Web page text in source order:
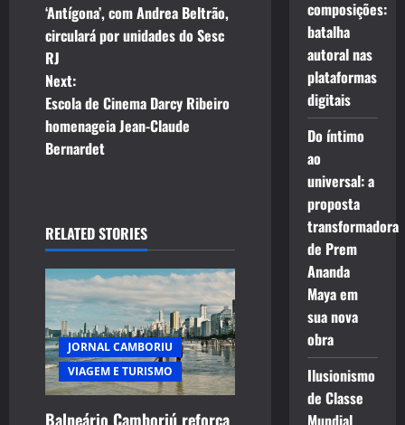
o
s
t
n
v
i
g
a
t
i
‘Antígona’, com Andrea Beltrão,
circulará por unidades do Sesc
RJ
Next:
Escola de Cinema Darcy Ribeiro
homenageia Jean-Claude
Bernardet
RELATED STORIES
JORNAL CAMBORIU
VIAGEM E TURISMO
Balneário Camboriú reforça
composições:
batalha
autoral nas
plataformas
digitais
Do íntimo
ao
universal: a
proposta
transformadora
de Prem
Ananda
Maya em
sua nova
obra
Ilusionismo
de Classe